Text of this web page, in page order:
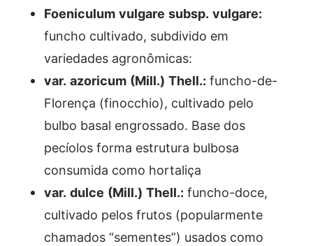
Foeniculum vulgare subsp. vulgare:
funcho cultivado, subdivido em
variedades agronômicas:
var. azoricum (Mill.) Thell.: funcho-de-
Florença (finocchio), cultivado pelo
bulbo basal engrossado. Base dos
pecíolos forma estrutura bulbosa
consumida como hortaliça
var. dulce (Mill.) Thell.: funcho-doce,
cultivado pelos frutos (popularmente
chamados “sementes”) usados como